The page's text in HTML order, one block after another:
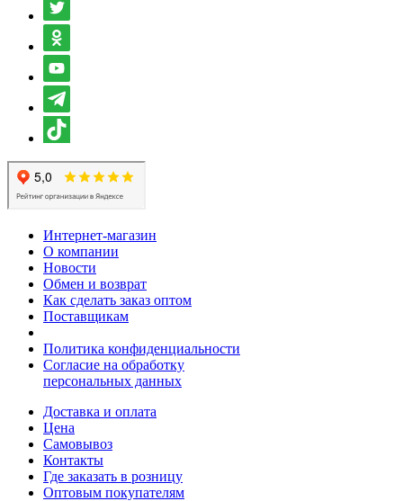
Интернет-магазин
О компании
Новости
Обмен и возврат
Как сделать заказ оптом
Поставщикам
Политика конфиденциальности
Согласие на обработку
персональных данных
Доставка и оплата
Цена
Самовывоз
Контакты
Где заказать в розницу
Оптовым покупателям